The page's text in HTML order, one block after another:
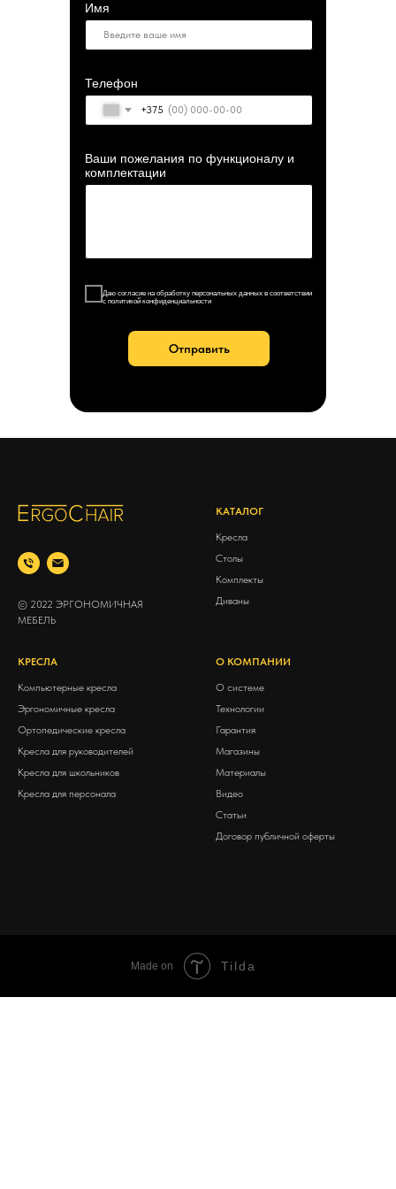
Имя
Телефон
+375
Ваши пожелания по функционалу и
комплектации
Даю согласие на обработку персональных данных в соответствии
с политикой конфиденциальности
Отправить
© 2022 ЭРГОНОМИЧНАЯ
МЕБЕЛЬ
КАТАЛОГ
Кресла
Столы
Комплекты
Диваны
КРЕСЛА
Компьютерные кресла
Эргономичные кресла
Ортопедические кресла
Кресла для руководителей
Кресла для школьников
Кресла для персонала
О КОМПАНИИ
О системе
Технологии
Гарантия
Магазины
Материалы
Видео
Статьи
Договор публичной оферты
Made on Tilda